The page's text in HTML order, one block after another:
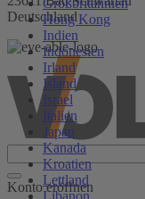
Großbritannien
Hong Kong
Indien
Indonesien
Irland
Island
Israel
Italien
Japan
Kanada
Kroatien
Lettland
Libanon
Deutschland
Konto eröffnen